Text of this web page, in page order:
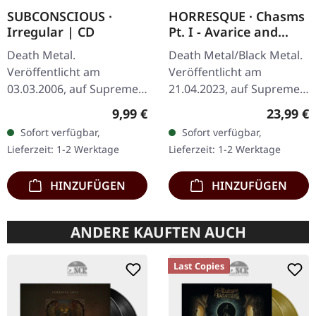
SUBCONSCIOUS ·
Irregular | CD
Death Metal.
Veröffentlicht am
03.03.2006, auf Supreme
Chaos Records. CD im
Jewelcase mit 8-seitigem
Booklet. Subconscious
liefern mit "Irregular"…
Regulärer Preis:
9,99 €
Sofort verfügbar,
Lieferzeit: 1-2 Werktage
HINZUFÜGEN
HORRESQUE · Chasms
Pt. I - Avarice and
Retribution |
YELLOW/BLACK LP
Death Metal/Black Metal.
Veröffentlicht am
21.04.2023, auf Supreme
Dunkelgelb/Schwarz
marmoriertes Vinyl im
schweren Cover…
23,99 €
Sofort verfügbar,
Lieferzeit: 1-2 Werktage
HINZUFÜGEN
ANDERE KAUFTEN AUCH
Last Copies